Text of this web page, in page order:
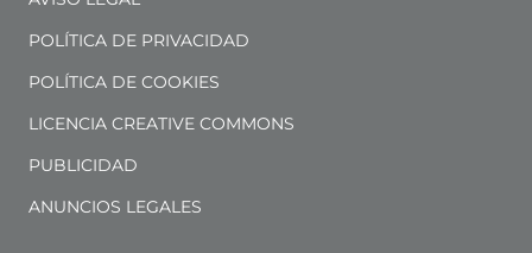
POLÍTICA DE PRIVACIDAD
POLÍTICA DE COOKIES
LICENCIA CREATIVE COMMONS
PUBLICIDAD
ANUNCIOS LEGALES